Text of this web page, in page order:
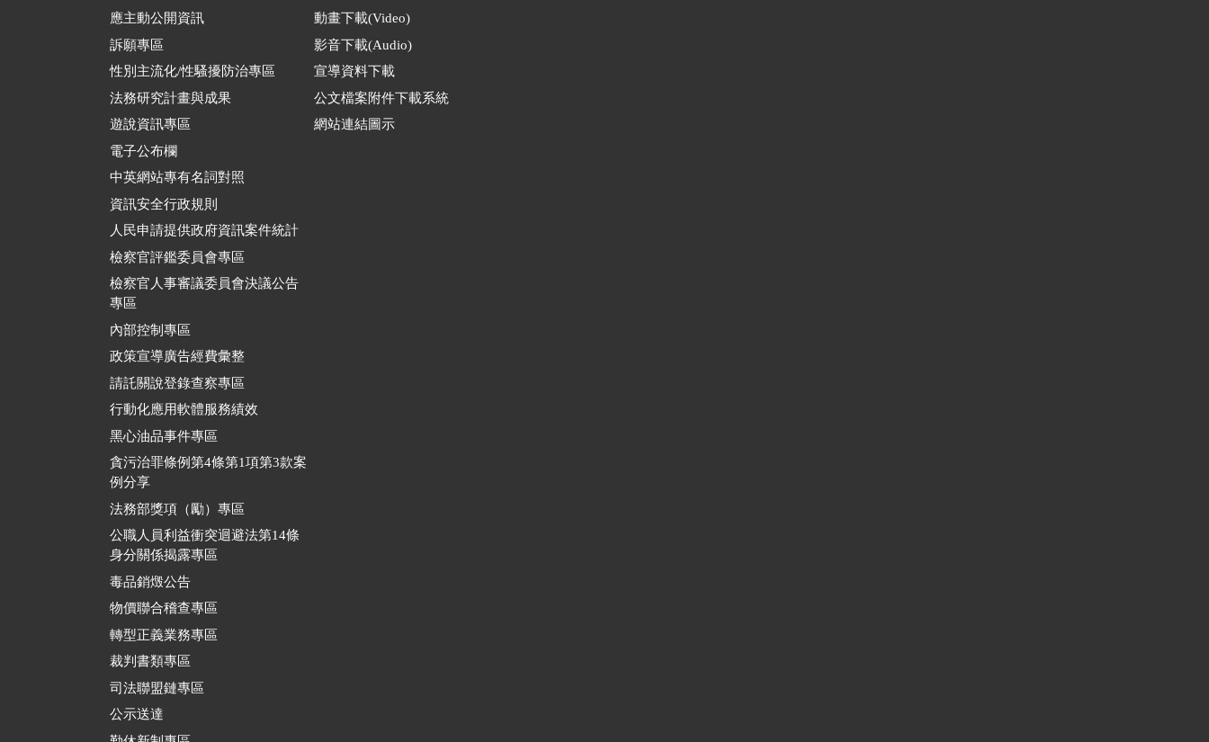
應主動公開資訊
訴願專區
性別主流化/性騷擾防治專區
法務研究計畫與成果
遊說資訊專區
電子公布欄
中英網站專有名詞對照
資訊安全行政規則
人民申請提供政府資訊案件統計
檢察官評鑑委員會專區
檢察官人事審議委員會決議公告
專區
內部控制專區
政策宣導廣告經費彙整
請託關說登錄查察專區
行動化應用軟體服務績效
黑心油品事件專區
貪污治罪條例第4條第1項第3款案
例分享
法務部獎項（勵）專區
公職人員利益衝突迴避法第14條
身分關係揭露專區
毒品銷燬公告
物價聯合稽查專區
轉型正義業務專區
裁判書類專區
司法聯盟鏈專區
公示送達
動畫下載(Video)
影音下載(Audio)
宣導資料下載
公文檔案附件下載系統
網站連結圖示